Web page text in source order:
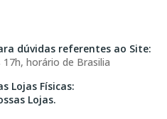
dúvidas referentes ao Site:
horário de Brasilia
Lojas Físicas:
Lojas.